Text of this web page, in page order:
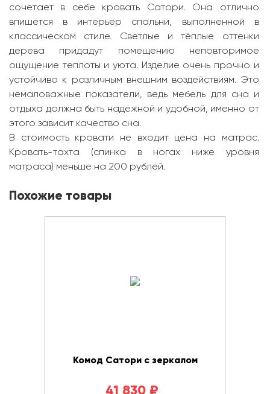
сочетает в себе кровать Сатори. Она отлично
впишется в интерьер спальни, выполненной в
классическом стиле. Светлые и тёплые оттенки
дерева придадут помещению неповторимое
ощущение теплоты и уюта. Изделие очень прочно и
устойчиво к различным внешним воздействиям. Это
немаловажные показатели, ведь мебель для сна и
отдыха должна быть надёжной и удобной, именно от
этого зависит качество сна.
В стоимость кровати не входит цена на матрас.
Кровать-тахта (спинка в ногах ниже уровня
матраса) меньше на 200 рублей.
Похожие товары
Комод Сатори с зеркалом
41 830 ₽